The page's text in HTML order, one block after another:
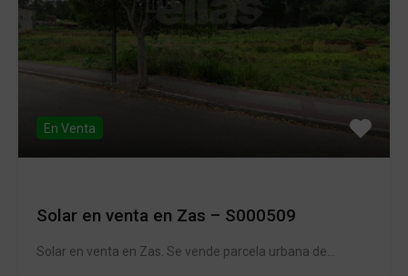
En Venta
Solar en venta en Zas – S000509
Solar en venta en Zas. Se vende parcela urbana de…